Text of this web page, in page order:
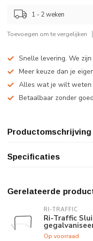
1 - 2 weken
Toevoegen om te vergelijken
Snelle levering. We
Meer keuze dan je
Alles wat je wilt weten
Betaalbaar zonder
Productomschrijving
Specificaties
Gerelateerde
RI-TRAFFIC
Ri-Traffic
Op voorraad